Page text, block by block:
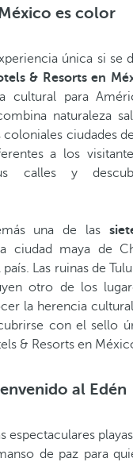
es color
única si se
& Resorts en
cultural para
naturaleza
coloniales ciudades
a los
calles y
una de las
ciudad maya de
Las ruinas de
otro de los
la herencia
con el sello
& Resorts en
al Edén
espectaculares
de paz para